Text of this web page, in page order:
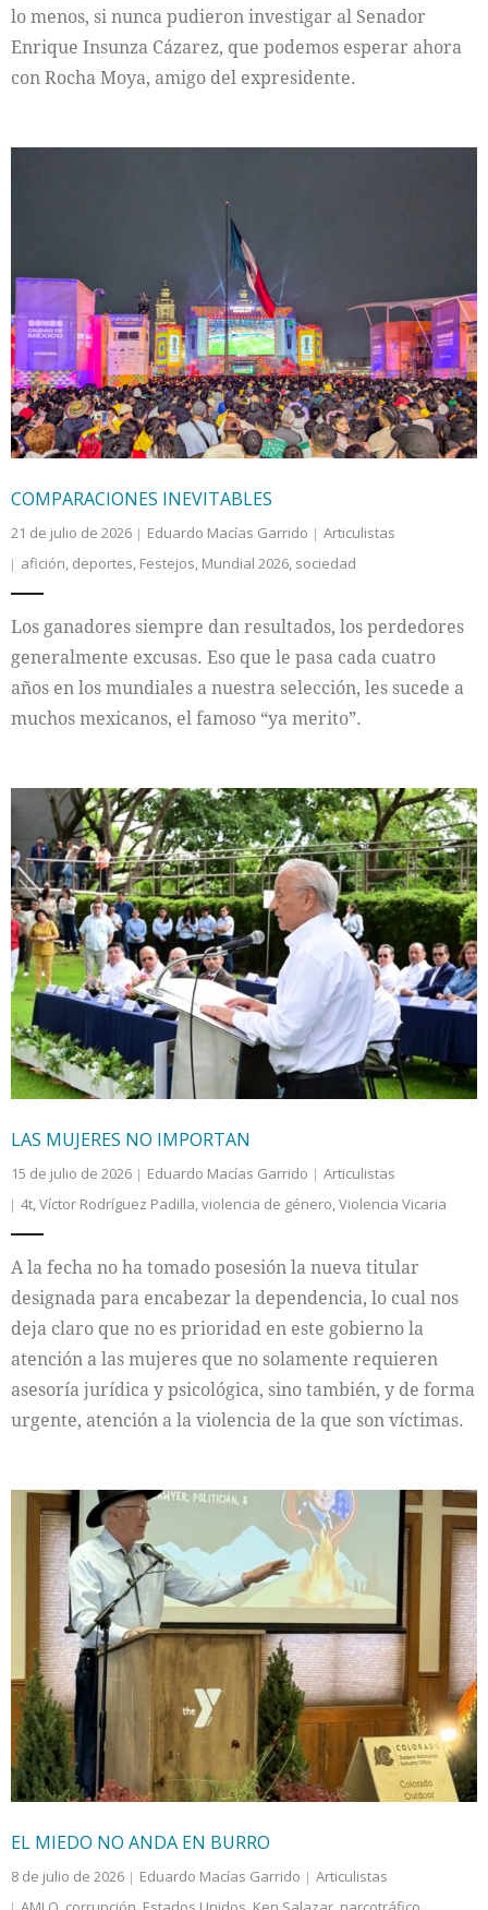
lo menos, si nunca pudieron investigar al Senador
Enrique Insunza Cázarez, que podemos esperar ahora
con Rocha Moya, amigo del expresidente.
COMPARACIONES INEVITABLES
21 de julio de 2026 Eduardo Macías Garrido
Articulistas
afición, deportes, Festejos, Mundial 2026, sociedad
Los ganadores siempre dan resultados, los perdedores
generalmente excusas. Eso que le pasa cada cuatro
años en los mundiales a nuestra selección, les sucede a
muchos mexicanos, el famoso “ya merito”.
LAS MUJERES NO IMPORTAN
15 de julio de 2026 Eduardo Macías Garrido
Articulistas
4t,Víctor Rodríguez Padilla,violencia de género,Violencia Vicaria
A la fecha no ha tomado posesión la nueva titular
designada para encabezar la dependencia, lo cual nos
deja claro que no es prioridad en este gobierno la
atención a las mujeres que no solamente requieren
asesoría jurídica y psicológica, sino también, y de forma
urgente, atención a la violencia de la que son víctimas.
EL MIEDO NO ANDA EN BURRO
8 de julio de 2026 Eduardo Macías Garrido
Articulistas